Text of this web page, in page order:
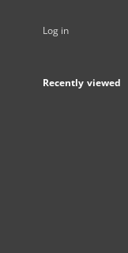
Log in
Recently viewed